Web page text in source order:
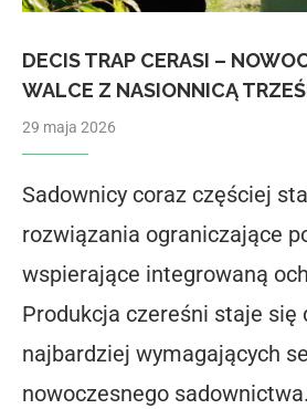
DECIS TRAP CERASI –
WALCE Z NASIONNICĄ
29 maja 2026
Sadownicy coraz częściej
rozwiązania ograniczające
wspierające integrowaną
Produkcja czereśni staje się
najbardziej wymagających
nowoczesnego